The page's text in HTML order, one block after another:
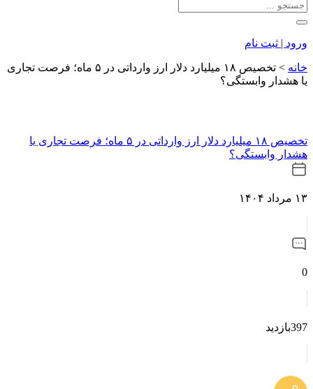
ورود | ثبت نام
خانه >
تخصیص ۱۸ میلیارد دلار ارز وارداتی در ۵ ماه؛ فرصت تجاری
یا هشدار وابستگی؟
تخصیص ۱۸ میلیارد دلار ارز وارداتی در ۵ ماه؛ فرصت تجاری یا
هشدار وابستگی؟
۱۳ مرداد ۱۴۰۴
0
397بازدید